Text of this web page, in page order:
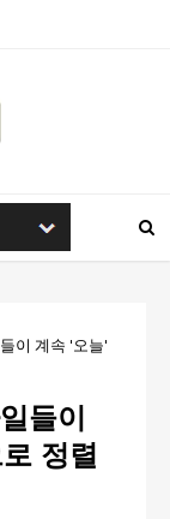
이 계속 '오늘'
들이
정렬